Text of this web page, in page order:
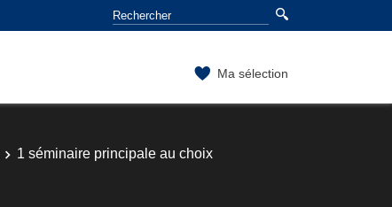
Ma sélection
1 séminaire principale au choix